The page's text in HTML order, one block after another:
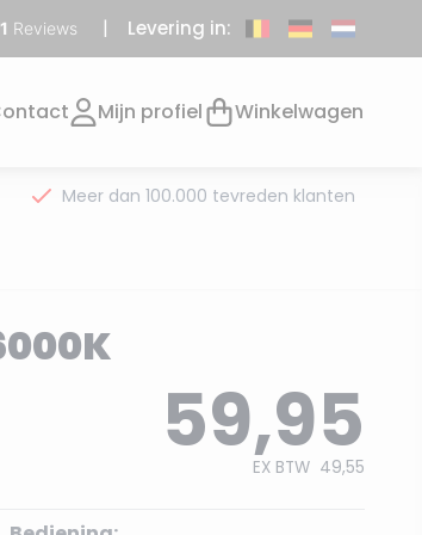
Levering in:
Mijn profiel Winkelwagen
Meer dan 100.000 tevreden klanten
59,95
EX BTW 49,55